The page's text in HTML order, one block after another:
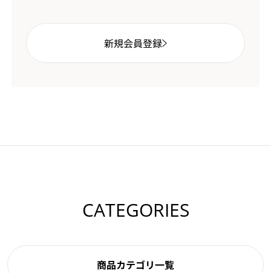
新規会員登録
CATEGORIES
商品カテゴリ一覧